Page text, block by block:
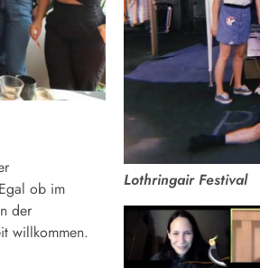
ob im
der
willkommen.
Lothringair Festival